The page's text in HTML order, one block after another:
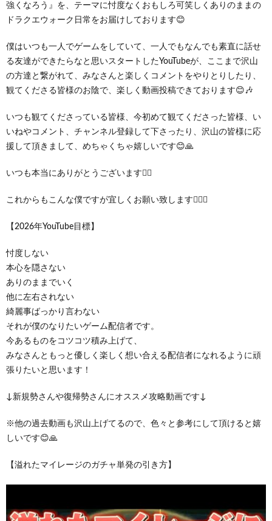
強くなろう』を、テーマに忖度なくおもしろ可笑しくありのままの
ドラクエウォーク日常をお届けしております😊
僕はいつも一人でゲームをしていて、一人でもなんでも素直に話せ
る友達ができたらなと思いスタートしたYouTubeが、ここまで沢山
の方達と繋がれて、みなさんと楽しくコメントをやりとりしたり、
観てくださる皆様のお陰で、楽しく動画投稿できております😊🎶
いつも観てくださっている皆様、今初めて観てくださった皆様、い
いねやコメント、チャンネル登録して下さったり、沢山の皆様に応
援して頂きまして、めちゃくちゃ嬉しいです😊🙏
いつも本当にありがとうございます🙇‍♂️
これからもこんな僕ですが宜しくお願い致します🙇‍♂️✨
【2026年YouTube目標】
忖度しない
本心を隠さない
ありのままでいく
他に左右されない
綺麗事ばっかり言わない
それが僕のなりたいゲーム配信者です。
今あるものをコツコツ積み上げて、
みなさんともっと優しく楽しく想い合える配信者になれるように頑
張りたいと思います！
↓新規勢さんや復帰勢さんにオススメ攻略動画です↓
※他の過去動画も沢山上げてるので、色々と参考にして頂けると嬉
しいです😊🙏
【溢れたマイレージのガチャ単発の引き方】